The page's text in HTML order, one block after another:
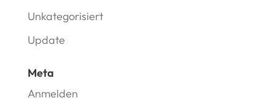
Unkategorisiert
Update
Meta
Anmelden